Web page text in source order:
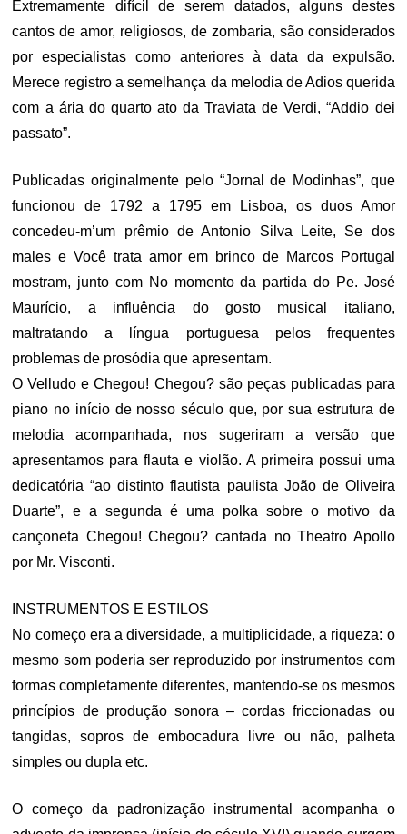
Extremamente difícil de serem datados, alguns destes
cantos de amor, religiosos, de zombaria, são considerados
por especialistas como anteriores à data da expulsão.
Merece registro a semelhança da melodia de Adios querida
com a ária do quarto ato da Traviata de Verdi, “Addio dei
passato”.
Publicadas originalmente pelo “Jornal de Modinhas”, que
funcionou de 1792 a 1795 em Lisboa, os duos Amor
concedeu-m’um prêmio de Antonio Silva Leite, Se dos
males e Você trata amor em brinco de Marcos Portugal
mostram, junto com No momento da partida do Pe. José
Maurício, a influência do gosto musical italiano,
maltratando a língua portuguesa pelos frequentes
problemas de prosódia que apresentam.
O Velludo e Chegou! Chegou? são peças publicadas para
piano no início de nosso século que, por sua estrutura de
melodia acompanhada, nos sugeriram a versão que
apresentamos para flauta e violão. A primeira possui uma
dedicatória “ao distinto flautista paulista João de Oliveira
Duarte”, e a segunda é uma polka sobre o motivo da
cançoneta Chegou! Chegou? cantada no Theatro Apollo
por Mr. Visconti.
INSTRUMENTOS E ESTILOS
No começo era a diversidade, a multiplicidade, a riqueza: o
mesmo som poderia ser reproduzido por instrumentos com
formas completamente diferentes, mantendo-se os mesmos
princípios de produção sonora – cordas friccionadas ou
tangidas, sopros de embocadura livre ou não, palheta
simples ou dupla etc.
O começo da padronização instrumental acompanha o